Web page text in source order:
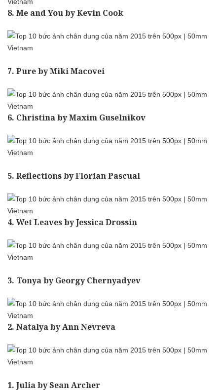
8. Me and You by Kevin Cook
7. Pure by Miki Macovei
6. Christina by Maxim Guselnikov
5. Reflections by Florian Pascual
4. Wet Leaves by Jessica Drossin
3. Tonya by Georgy Chernyadyev
2. Natalya by Ann Nevreva
1. Julia by Sean Archer